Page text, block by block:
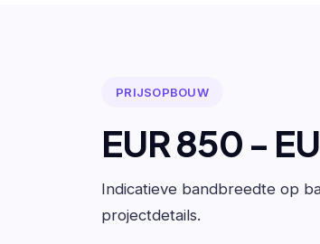
PRIJSOPBOUW
EUR 850 -
Indicatieve bandbreedte op
projectdetails.